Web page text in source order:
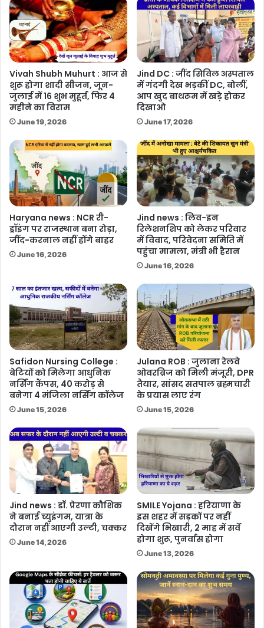
की
रफ्तार
से
चलेंगी
गाड़ी
Vivah Shubh Muhurt : आज से
शुरू होगा शादी सीजन, जून-
जुलाई में 16 शुभ मुहूर्त, फिर 4
महीने का विराम
June 19, 2026
Jind DC : जींद सिविल अस्पताल
में गंदगी देख भड़कीं DC, बोलीं,
आप खुद बाथरूम में खड़े होकर
दिखाओ
June 17, 2026
Haryana news : NCR री-
ड्रॉइंग पर राजस्थान बना रोड़ा,
जींद-करनाल नहीं होंगे बाहर
June 16, 2026
Jind news : लिव-इन
रिलेशनशिप को लेकर परिवार
में विवाद, परिवेदना समिति में
पहुंचा मामला, मंत्री भी हैरान
June 16, 2026
Safidon Nursing College :
बेटियों को मिलेगा आधुनिक
नर्सिंग कैंपस, 40 करोड़ से
बनेगा 4 मंजिला नर्सिंग कॉलेज
June 15, 2026
Julana ROB : जुलाना रेलवे
ओवरब्रिज को मिली मंजूरी, DPR
तैयार, सांसद सतपाल ब्रह्मचारी
के प्रयास लाए रंग
June 15, 2026
Jind news : डॉ. प्रेरणा कौशिक
ने बनाई च्युइंगम, यात्रा के
दौरान नहीं आएगी उल्टी, चक्कर
June 14, 2026
SMILE Yojana : हरियाणा के
इस शहर में सड़कों पर नहीं
दिखेंगे भिखारी, 2 माह में सर्वे
होगा शुरू, पुनर्वास होगा
June 13, 2026